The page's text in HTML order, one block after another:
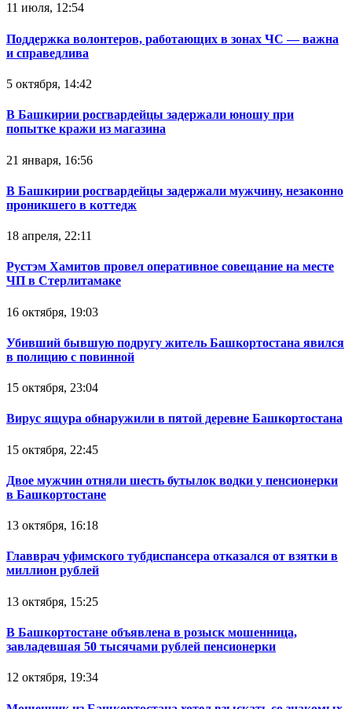
11 июля, 12:54
Поддержка волонтеров, работающих в зонах ЧС — важна
и справедлива
5 октября, 14:42
В Башкирии росгвардейцы задержали юношу при
попытке кражи из магазина
21 января, 16:56
В Башкирии росгвардейцы задержали мужчину, незаконно
проникшего в коттедж
18 апреля, 22:11
Рустэм Хамитов провел оперативное совещание на месте
ЧП в Стерлитамаке
16 октября, 19:03
Убивший бывшую подругу житель Башкортостана явился
в полицию с повинной
15 октября, 23:04
Вирус ящура обнаружили в пятой деревне Башкортостана
15 октября, 22:45
Двое мужчин отняли шесть бутылок водки у пенсионерки
в Башкортостане
13 октября, 16:18
Главврач уфимского тубдиспансера отказался от взятки в
миллион рублей
13 октября, 15:25
В Башкортостане объявлена в розыск мошенница,
завладевшая 50 тысячами рублей пенсионерки
12 октября, 19:34